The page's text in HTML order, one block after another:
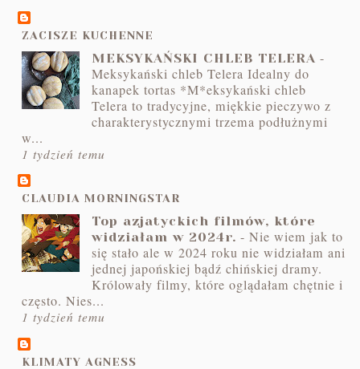
ZACISZE KUCHENNE
MEKSYKAŃSKI CHLEB TELERA -
Meksykański chleb Telera Idealny do
kanapek tortas *M*eksykański chleb
Telera to tradycyjne, miękkie pieczywo z
charakterystycznymi trzema podłużnymi
w...
1 tydzień temu
CLAUDIA MORNINGSTAR
Top azjatyckich filmów, które
widziałam w 2024r. -Nie wiem jak to
się stało ale w 2024 roku nie widziałam ani
jednej japońskiej bądź chińskiej dramy.
Królowały filmy, które oglądałam chętnie i
często. Nies...
1 tydzień temu
KLIMATY AGNESS